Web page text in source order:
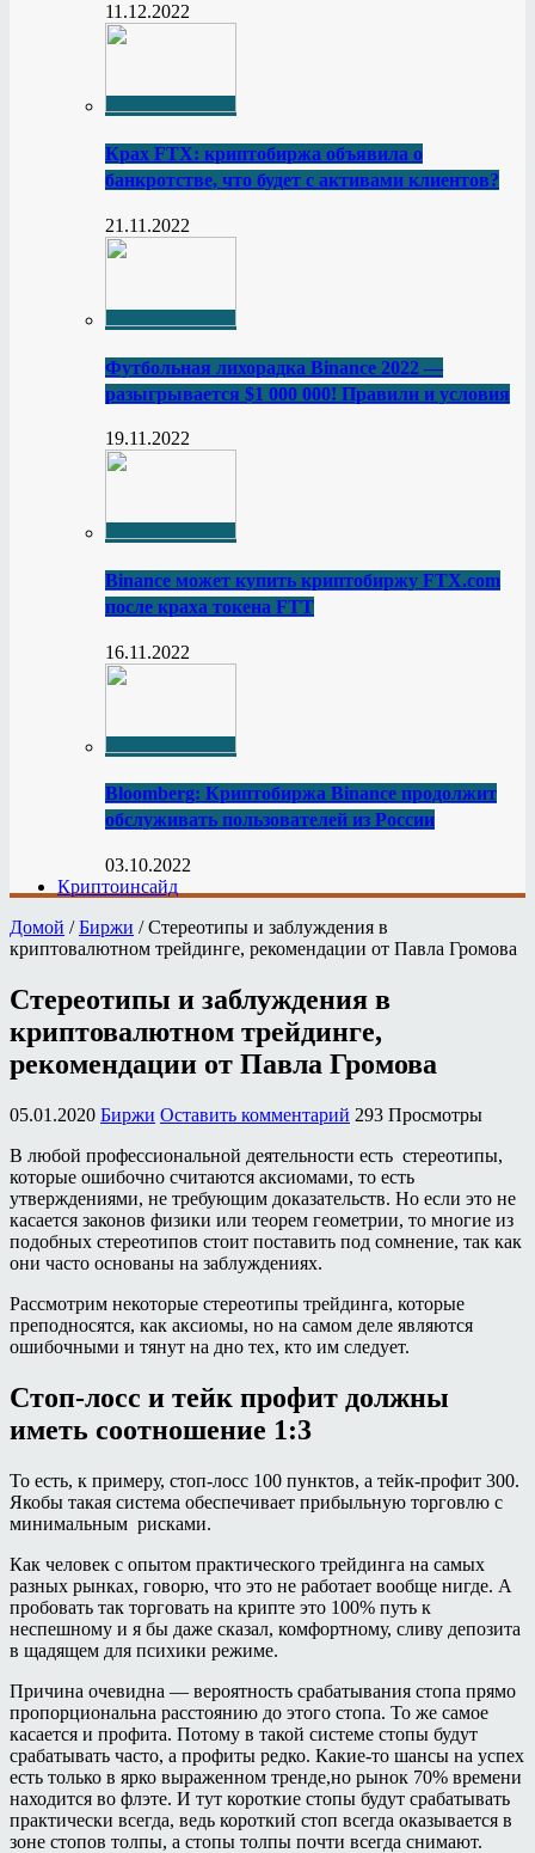
11.12.2022
Крах FTX: криптобиржа объявила о
банкротстве, что будет с активами клиентов?
21.11.2022
Футбольная лихорадка Binance 2022 —
разыгрывается $1 000 000! Правили и условия
19.11.2022
Binance может купить криптобиржу FTX.com
после краха токена FTT
16.11.2022
Bloomberg: Криптобиржа Binance продолжит
обслуживать пользователей из России
03.10.2022
Криптоинсайд
Домой / Биржи / Стереотипы и заблуждения в
криптовалютном трейдинге, рекомендации от Павла Громова
Стереотипы и заблуждения в
криптовалютном трейдинге,
рекомендации от Павла Громова
05.01.2020 Биржи Оставить комментарий 293 Просмотры
В любой профессиональной деятельности есть стереотипы,
которые ошибочно считаются аксиомами, то есть
утверждениями, не требующим доказательств. Но если это не
касается законов физики или теорем геометрии, то многие из
подобных стереотипов стоит поставить под сомнение, так как
они часто основаны на заблуждениях.
Рассмотрим некоторые стереотипы трейдинга, которые
преподносятся, как аксиомы, но на самом деле являются
ошибочными и тянут на дно тех, кто им следует.
Стоп-лосс и тейк профит должны
иметь соотношение 1:3
То есть, к примеру, стоп-лосс 100 пунктов, а тейк-профит 300.
Якобы такая система обеспечивает прибыльную торговлю с
минимальным рисками.
Как человек с опытом практического трейдинга на самых
разных рынках, говорю, что это не работает вообще нигде. А
пробовать так торговать на крипте это 100% путь к
неспешному и я бы даже сказал, комфортному, сливу депозита
в щадящем для психики режиме.
Причина очевидна — вероятность срабатывания стопа прямо
пропорциональна расстоянию до этого стопа. То же самое
касается и профита. Потому в такой системе стопы будут
срабатывать часто, а профиты редко. Какие-то шансы на успех
есть только в ярко выраженном тренде,но рынок 70% времени
находится во флэте. И тут короткие стопы будут срабатывать
практически всегда, ведь короткий стоп всегда оказывается в
зоне стопов толпы, а стопы толпы почти всегда снимают.